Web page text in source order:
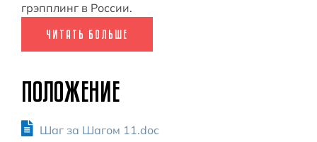
грэпплинг в России.
ЧИТАТЬ БОЛЬШЕ
ПОЛОЖЕНИЕ
Шаг за Шагом 11.doc